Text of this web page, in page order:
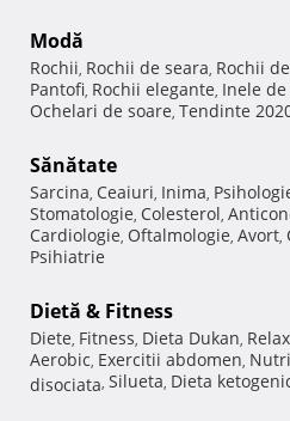
Modă
Rochii, Rochii de seara, Rochii
Pantofi, Rochii elegante, Inele
Ochelari de soare, Tendinte
Sănătate
Sarcina, Ceaiuri, Inima,
Stomatologie, Colesterol,
Cardiologie, Oftalmologie, Avort,
Psihiatrie
Dietă & Fitness
Diete, Fitness, Dieta Dukan,
Aerobic, Exercitii abdomen,
disociata, Silueta, Dieta